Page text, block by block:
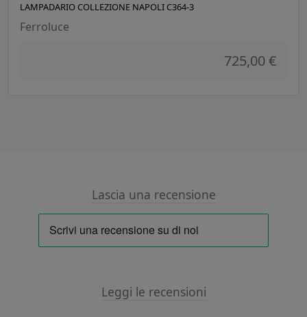
LAMPADARIO COLLEZIONE NAPOLI C364-3
Ferroluce
725,00 €
Lascia una recensione
Leggi le recensioni